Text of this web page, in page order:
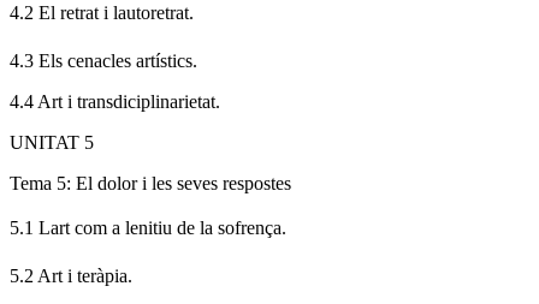
4.2 El retrat i lautoretrat.
4.3 Els cenacles artístics.
4.4 Art i transdiciplinarietat.
UNITAT 5
Tema 5: El dolor i les seves respostes
5.1 Lart com a lenitiu de la sofrença.
5.2 Art i teràpia.